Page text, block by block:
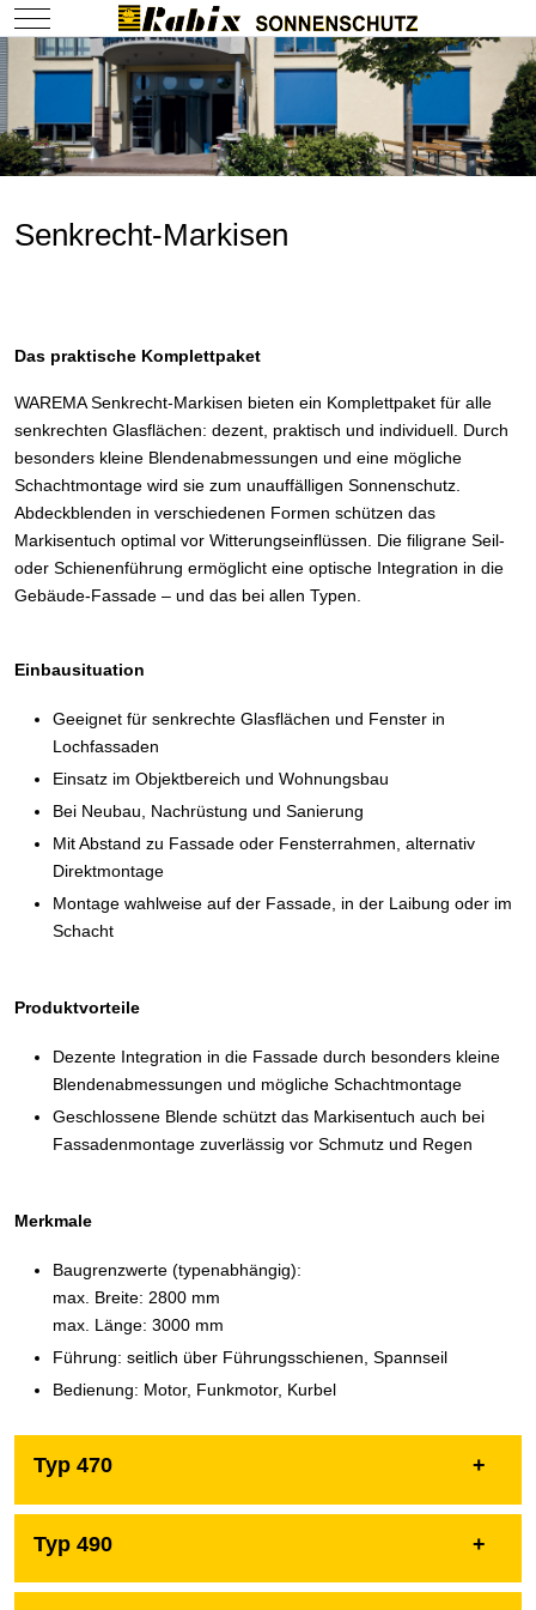
Mobile Menu Toggle
Senkrecht-Markisen
Das praktische Komplettpaket
WAREMA Senkrecht-Markisen bieten ein Komplettpaket für alle
senkrechten Glasflächen: dezent, praktisch und individuell. Durch
besonders kleine Blendenabmessungen und eine mögliche
Schachtmontage wird sie zum unauffälligen Sonnenschutz.
Abdeckblenden in verschiedenen Formen schützen das
Markisentuch optimal vor Witterungseinflüssen. Die filigrane Seil-
oder Schienenführung ermöglicht eine optische Integration in die
Gebäude-Fassade – und das bei allen Typen.
Einbausituation
Geeignet für senkrechte Glasflächen und Fenster in
Lochfassaden
Einsatz im Objektbereich und Wohnungsbau
Bei Neubau, Nachrüstung und Sanierung
Mit Abstand zu Fassade oder Fensterrahmen, alternativ
Direktmontage
Montage wahlweise auf der Fassade, in der Laibung oder im
Schacht
Produktvorteile
Dezente Integration in die Fassade durch besonders kleine
Blendenabmessungen und mögliche Schachtmontage
Geschlossene Blende schützt das Markisentuch auch bei
Fassadenmontage zuverlässig vor Schmutz und Regen
Merkmale
Baugrenzwerte (typenabhängig):
max. Breite: 2800 mm
max. Länge: 3000 mm
Führung: seitlich über Führungsschienen, Spannseil
Bedienung: Motor, Funkmotor, Kurbel
Typ 470
Typ 490